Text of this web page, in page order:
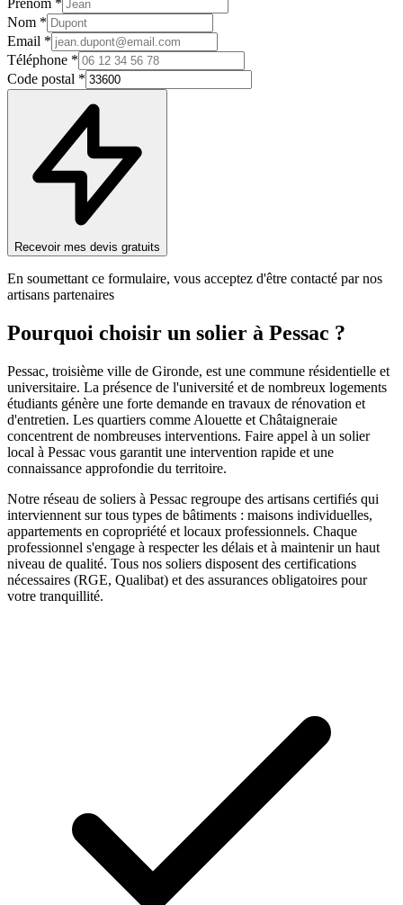
Prénom *
Nom *
Email *
Téléphone *
Code postal *
Recevoir mes devis gratuits
En soumettant ce formulaire, vous acceptez d'être contacté par nos
artisans partenaires
Pourquoi choisir un solier à Pessac ?
Pessac, troisième ville de Gironde, est une commune résidentielle et
universitaire. La présence de l'université et de nombreux logements
étudiants génère une forte demande en travaux de rénovation et
d'entretien. Les quartiers comme Alouette et Châtaigneraie
concentrent de nombreuses interventions. Faire appel à un solier
local à Pessac vous garantit une intervention rapide et une
connaissance approfondie du territoire.
Notre réseau de soliers à Pessac regroupe des artisans certifiés qui
interviennent sur tous types de bâtiments : maisons individuelles,
appartements en copropriété et locaux professionnels. Chaque
professionnel s'engage à respecter les délais et à maintenir un haut
niveau de qualité. Tous nos soliers disposent des certifications
nécessaires (RGE, Qualibat) et des assurances obligatoires pour
votre tranquillité.